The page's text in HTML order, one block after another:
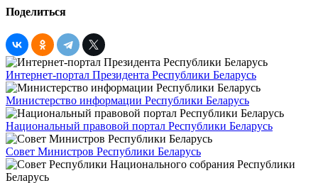
Поделиться
Интернет-портал Президента Республики Беларусь
Министерство информации Республики Беларусь
Национальный правовой портал Республики Беларусь
Совет Министров Республики Беларусь